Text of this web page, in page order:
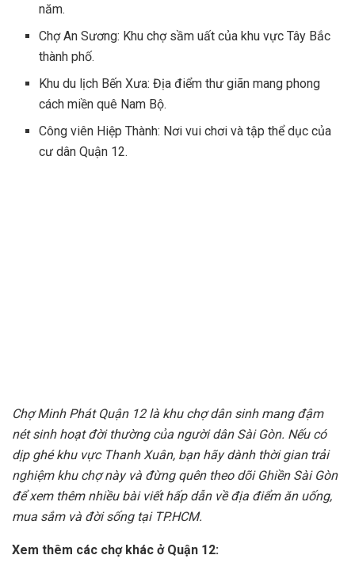
năm.
Chợ An Sương: Khu chợ sầm uất của khu vực Tây Bắc
thành phố.
Khu du lịch Bến Xưa: Địa điểm thư giãn mang phong
cách miền quê Nam Bộ.
Công viên Hiệp Thành: Nơi vui chơi và tập thể dục của
cư dân Quận 12.
Chợ Minh Phát Quận 12 là khu chợ dân sinh mang đậm
nét sinh hoạt đời thường của người dân Sài Gòn. Nếu có
dịp ghé khu vực Thanh Xuân, bạn hãy dành thời gian trải
nghiệm khu chợ này và đừng quên theo dõi Ghiền Sài Gòn
để xem thêm nhiều bài viết hấp dẫn về địa điểm ăn uống,
mua sắm và đời sống tại TP.HCM.
Xem thêm các chợ khác ở Quận 12: